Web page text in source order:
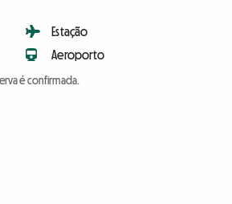
Estação
Aeroporto
é confirmada.